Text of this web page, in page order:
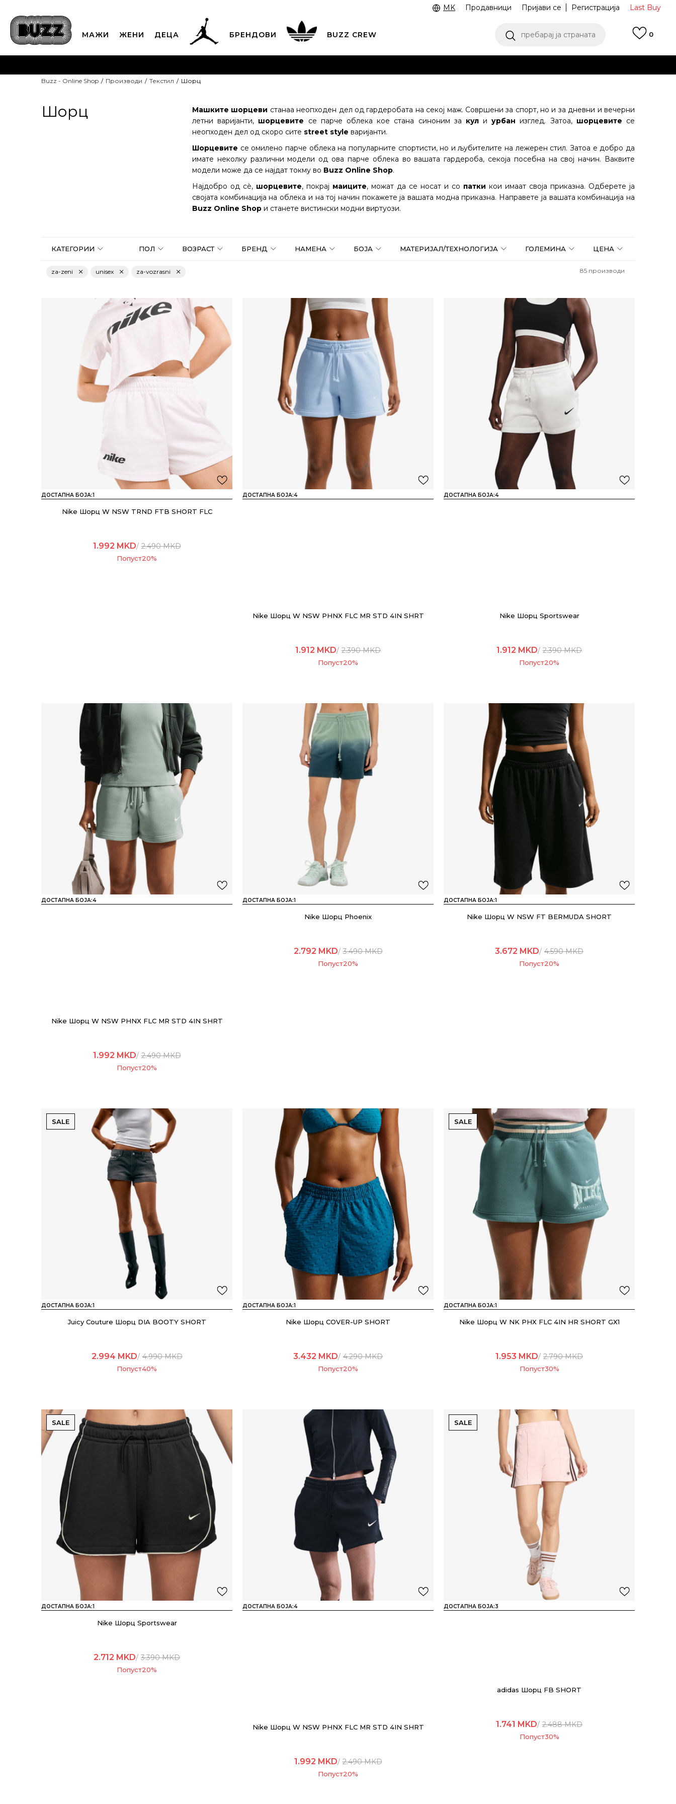
Last Buy
Пријави се Регистрација
Продавници
MK
МАЖИ ЖЕНИ ДЕЦА БРЕНДОВИ BUZZ CREW пребарај ја страната 0
CLICK & COLLECT Платете со картичка online и подигнете во продавницата по ваш избор
Buzz - Online Shop Производи Текстил Шорц
Шорц Машките шорцеви станаа неопходен дел од гардеробата на секој маж. Совршени за спорт, но и за дневни и вечерни
летни варијанти, шорцевите се парче облека кое стана синоним за кулиурбан изглед. Затоа, шорцевите се
неопходен дел од скоро сите street style варијанти.
Шорцевите се омилено парче облека на популарните спортисти, но и љубителите на лежерен стил. Затоа е добро да
имате неколку различни модели од ова парче облека во вашата гардероба, секоја посебна на свој начин. Ваквите
модели може да се најдат токму во Buzz Online Shop.
Најдобро од сè, шорцевите, покрај маиците, можат да се носат и со патки кои имаат своја приказна. Одберете ја
својата комбинација на облека и на тој начин покажете ја вашата модна приказна. Направете ја вашата комбинација на
Buzz Online Shop и станете вистински модни виртуози.
КАТЕГОРИИ ПОЛ ВОЗРАСТ БРЕНД НАМЕНА БОЈА МАТЕРИЈАЛ/ТЕХНОЛОГИЈА ГОЛЕМИНА ЦЕНА
za-zeni unisex za-vozrasni 85 производи
ДОСТАПНА БОЈА:1
Nike Шорц W NSW TRND FTB SHORT FLC
1.992 MKD 2.490MKD
Попуст20%
ДОСТАПНА БОЈА:4
Nike Шорц W NSW PHNX FLC MR STD 4IN SHRT
1.912 MKD 2.390MKD
Попуст20%
ДОСТАПНА БОЈА:4
Nike Шорц Sportswear
1.912 MKD 2.390MKD
Попуст20%
ДОСТАПНА БОЈА:4
Nike Шорц W NSW PHNX FLC MR STD 4IN SHRT
1.992 MKD 2.490MKD
Попуст20%
ДОСТАПНА БОЈА:1
Nike Шорц Phoenix
2.792 MKD 3.490MKD
Попуст20%
ДОСТАПНА БОЈА:1
Nike Шорц W NSW FT BERMUDA SHORT
3.672 MKD 4.590MKD
Попуст20%
SALE
ДОСТАПНА БОЈА:1
Juicy Couture Шорц DIA BOOTY SHORT
2.994 MKD 4.990MKD
Попуст40%
ДОСТАПНА БОЈА:1
Nike Шорц COVER-UP SHORT
3.432 MKD 4.290MKD
Попуст20%
SALE
ДОСТАПНА БОЈА:1
Nike Шорц W NK PHX FLC 4IN HR SHORT GX1
1.953 MKD 2.790MKD
Попуст30%
SALE
ДОСТАПНА БОЈА:1
Nike Шорц Sportswear
2.712 MKD 3.390MKD
Попуст20%
ДОСТАПНА БОЈА:4
Nike Шорц W NSW PHNX FLC MR STD 4IN SHRT
1.992 MKD 2.490MKD
Попуст20%
SALE
ДОСТАПНА БОЈА:3
adidas Шорц FB SHORT
1.741 MKD 2.488MKD
Попуст30%